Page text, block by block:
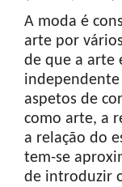
A moda é
arte por
de que a arte
independente
aspetos de
como arte, a
a relação do
tem-se
de introduzir